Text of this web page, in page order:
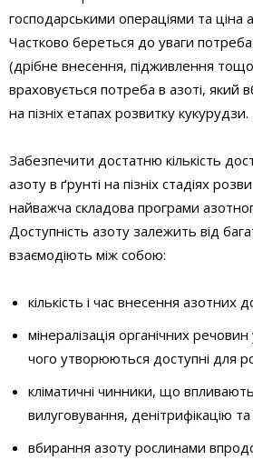
господарськими операціями та ціна
Частково береться до уваги потреба
(дрібне внесення, підживлення
враховується потреба в азоті, який
на пізніх етапах розвитку кукурудзи.
Забезпечити достатню кількість
азоту в ґрунті на пізніх стадіях
найважча складова програми
Доступність азоту залежить від
взаємодіють між собою:
кількість і час внесення азотних
мінералізація органічних
чого утворюються доступні для
кліматичні чинники, що
вилуговування, денітрифікацію та
вбирання азоту рослинами